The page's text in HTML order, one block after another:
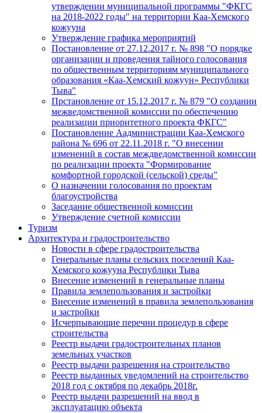
утверждении муниципальной программы "ФКГС
на 2018-2022 годы" на территории Каа-Хемского
кожууна
Утверждение графика мероприятий
Постановление от 27.12.2017 г. № 898 "О порядке
организации и проведения тайного голосования
по общественным территориям муниципального
образования «Каа-Хемский кожуун» Республики
Тыва"
Прстановление от 15.12.2017 г. № 879 "О создании
межведомственной комиссии по обеспечению
реализации приоритетного проекта ФКГС"
Постановление Аадминистрации Каа-Хемского
района № 696 от 22.11.2018 г. "О внесении
изменений в состав междведомственной комиссии
по реализации проекта "Формирование
комфортной городской (сельской) среды"
О назначении голосования по проектам
благоустройства
Заседание общественной комиссии
Утверждение счетной комиссии
Туризм
Архитектура и градостроительство
Новости в сфере градостроительства
Генеральные планы сельских поселений Каа-
Хемского кожууна Республики Тыва
Внесение изменений в генеральные планы
Правила землепользования и застройки
Внесение изменений в правила землепользования
и застройки
Исчерпывающие перечни процедур в сфере
строительства
Реестр выдачи градостроительных планов
земельных участков
Реестр выдачи разрешения на строительство
Реестр выданных уведомлений на строительство
2018 год с октября по декабрь 2018г.
Реестр выдачи разрешений на ввод в
эксплуатацию объекта